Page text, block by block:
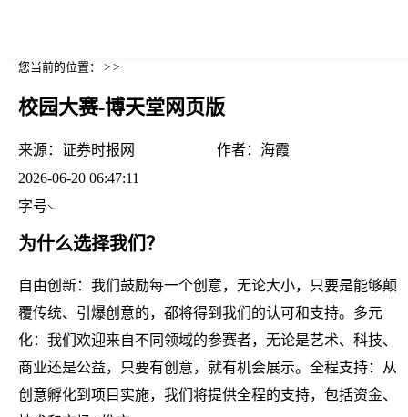
您当前的位置： > >
校园大赛-博天堂网页版
来源： 证券时报网 作者： 海霞
2026-06-20 06:47:11
字号
为什么选择我们？
自由创新：我们鼓励每一个创意，无论大小，只要是能够颠
覆传统、引爆创意的，都将得到我们的认可和支持。多元
化：我们欢迎来自不同领域的参赛者，无论是艺术、科技、
商业还是公益，只要有创意，就有机会展示。全程支持：从
创意孵化到项目实施，我们将提供全程的支持，包括资金、